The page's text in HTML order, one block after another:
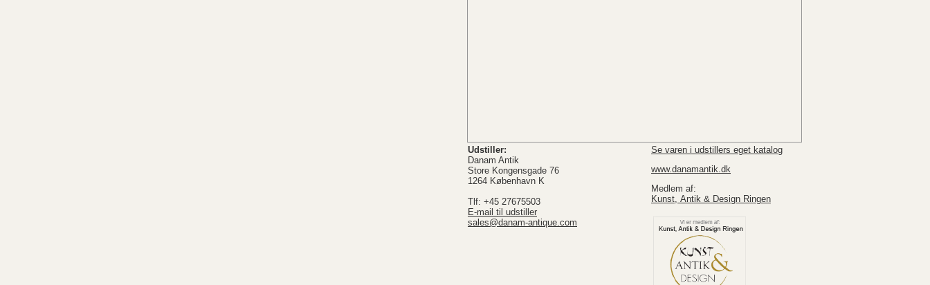
Udstiller:
Danam Antik
Store Kongensgade 76
1264 København K
Tlf: +45 27675503
E-mail til udstiller
sales@danam-antique.com
Se varen i udstillers eget katalog
www.danamantik.dk
Medlem af:
Kunst, Antik & Design Ringen